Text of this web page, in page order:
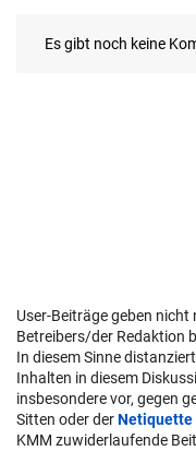
User-Beiträge geben
Betreibers/der Redaktion
In diesem Sinne
Inhalten in diesem
insbesondere vor, gegen
Sitten oder derNetiquette
KMM zuwiderlaufende